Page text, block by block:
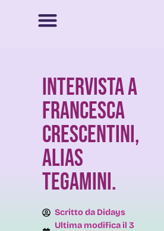
Intervista a
Francesca
Crescentini,
alias
Tegamini.
Scritto da Didays
Ultima modifica il 3